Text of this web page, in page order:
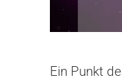
Ein Punkt